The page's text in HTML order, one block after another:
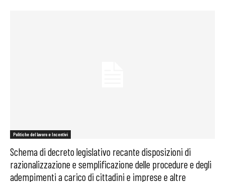
Politiche del lavoro e Incentivi
Schema di decreto legislativo recante disposizioni di
razionalizzazione e semplificazione delle procedure e degli
adempimenti a carico di cittadini e imprese e altre